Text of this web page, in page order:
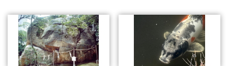
大中だ。妖怪は福を招く？ 現地を取